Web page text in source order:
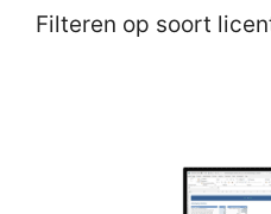
Filteren op soort